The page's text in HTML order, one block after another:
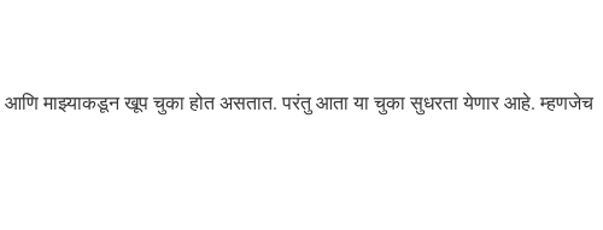
आणि माझ्याकडून खूप चुका होत असतात. परंतु आता या चुका सुधरता येणार आहे. म्हणजेच